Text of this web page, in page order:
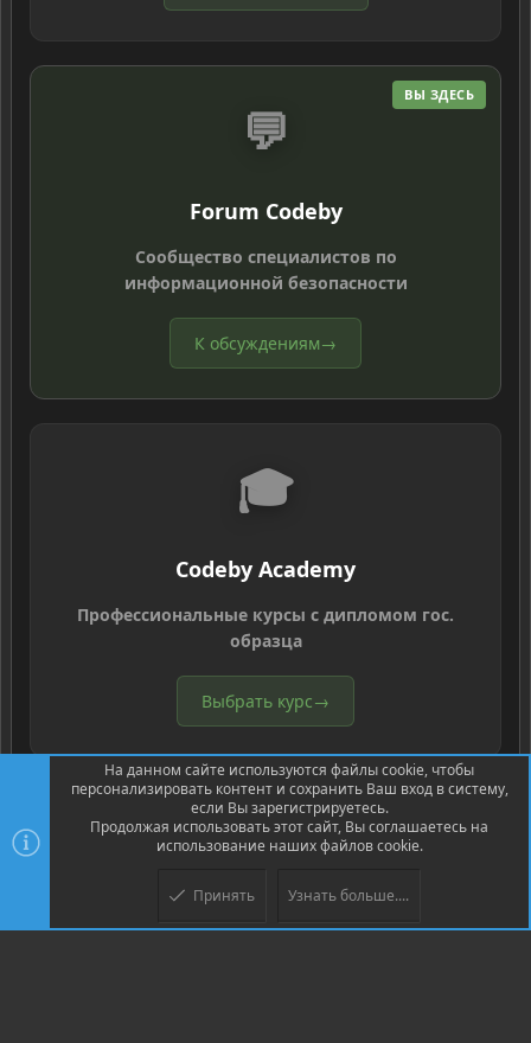
ВЫ ЗДЕСЬ
💬
Forum Codeby
Сообщество специалистов по
информационной безопасности
К обсуждениям→
🎓
Codeby Academy
Профессиональные курсы с дипломом гос.
образца
Выбрать курс→
Community platform by XenForo ® © 2010-2026 XenForo Ltd.
© Jason Axelrod of 8WAYRUN
На данном сайте используются файлы cookie, чтобы
персонализировать контент и сохранить Ваш вход в систему,
если Вы зарегистрируетесь.
Продолжая использовать этот сайт, Вы соглашаетесь на
использование наших файлов cookie.
Принять Узнать больше....